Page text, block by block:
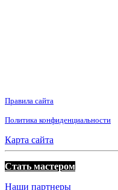
Правила сайта
Политика конфиденциальности
Карта сайта
Стать мастером
Наши партнеры